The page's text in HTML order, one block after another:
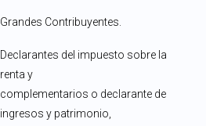
Grandes Contribuyentes.
Declarantes del impuesto sobre la
renta y
complementarios o declarante de
ingresos y patrimonio,